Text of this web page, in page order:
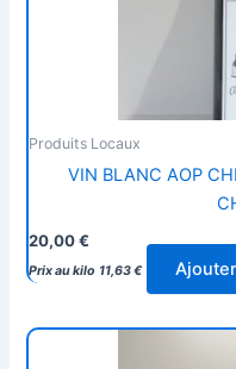
Produits Locaux
VIN BLANC AOP
20,00€
Prix au kilo 11,63€